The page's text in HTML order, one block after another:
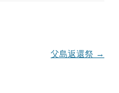
父島返還祭 →